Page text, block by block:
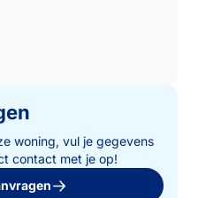
woning, vul je gegevens
contact met je op!